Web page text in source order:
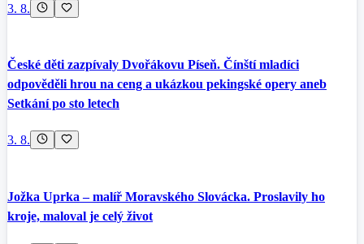
3. 8.
České děti zazpívaly Dvořákovu Píseň. Čínští mladíci
odpověděli hrou na ceng a ukázkou pekingské opery aneb
Setkání po sto letech
3. 8.
Jožka Uprka – malíř Moravského Slovácka. Proslavily ho
kroje, maloval je celý život